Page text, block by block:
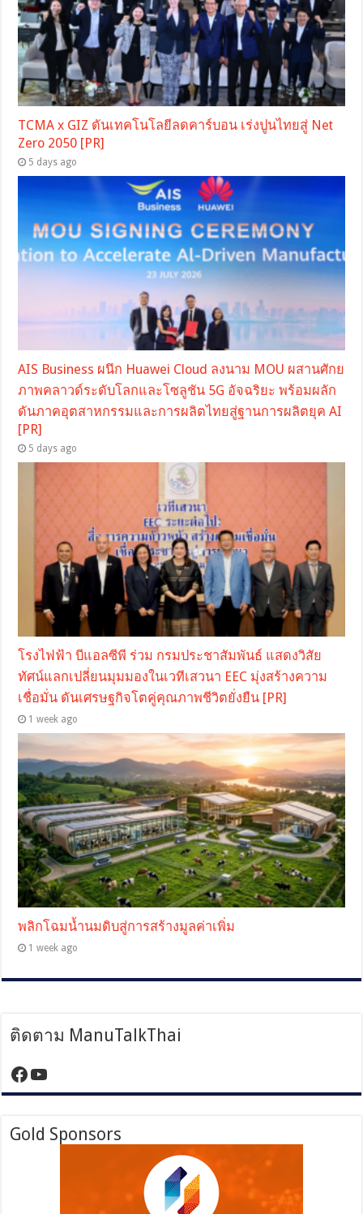
TCMA x GIZ ดันเทคโนโลยีลดคาร์บอน เร่งปูนไทยสู่ Net
Zero 2050 [PR]
5 days ago
AIS Business ผนึก Huawei Cloud ลงนาม MOU ผสานศักย
ภาพคลาวด์ระดับโลกและโซลูชัน 5G อัจฉริยะ พร้อมผลัก
ดันภาคอุตสาหกรรมและการผลิตไทยสู่ฐานการผลิตยุค AI
[PR]
5 days ago
โรงไฟฟ้า บีแอลซีพี ร่วม กรมประชาสัมพันธ์ แสดงวิสัย
ทัศน์แลกเปลี่ยนมุมมองในเวทีเสวนา EEC มุ่งสร้างความ
เชื่อมั่น ดันเศรษฐกิจโตคู่คุณภาพชีวิตยั่งยืน [PR]
1 week ago
พลิกโฉมน้ำนมดิบสู่การสร้างมูลค่าเพิ่ม
1 week ago
ติดตาม ManuTalkThai
https://www.facebook.com/
YouTube
Gold Sponsors